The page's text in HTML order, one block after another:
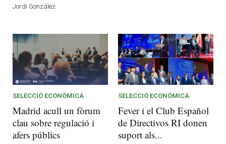
Jordi González
SELECCIÓ ECONÒMICA
Madrid acull un fòrum
clau sobre regulació i
afers públics
SELECCIÓ ECONÒMICA
Fever i el Club Español
de Directivos RI donen
suport als...